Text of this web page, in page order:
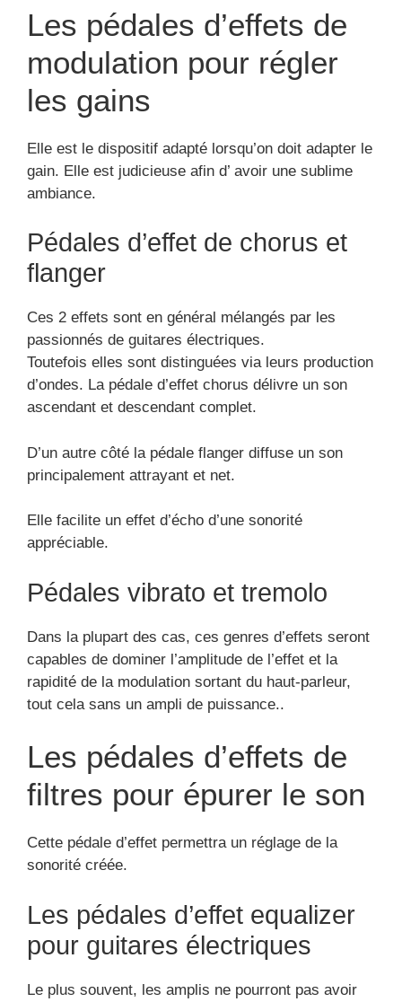
Les pédales d’effets de
modulation pour régler
les gains
Elle est le dispositif adapté lorsqu’on doit adapter le
gain. Elle est judicieuse afin d’ avoir une sublime
ambiance.
Pédales d’effet de chorus et
flanger
Ces 2 effets sont en général mélangés par les
passionnés de guitares électriques.
Toutefois elles sont distinguées via leurs production
d’ondes. La pédale d’effet chorus délivre un son
ascendant et descendant complet.
D’un autre côté la pédale flanger diffuse un son
principalement attrayant et net.
Elle facilite un effet d’écho d’une sonorité
appréciable.
Pédales vibrato et tremolo
Dans la plupart des cas, ces genres d’effets seront
capables de dominer l’amplitude de l’effet et la
rapidité de la modulation sortant du haut-parleur,
tout cela sans un ampli de puissance..
Les pédales d’effets de
filtres pour épurer le son
Cette pédale d’effet permettra un réglage de la
sonorité créée.
Les pédales d’effet equalizer
pour guitares électriques
Le plus souvent, les amplis ne pourront pas avoir